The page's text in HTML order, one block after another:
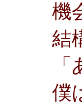
機
結
僕